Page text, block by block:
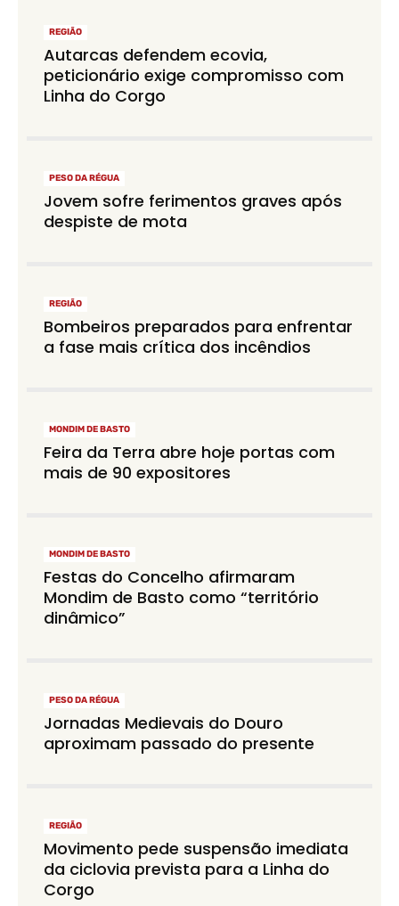
REGIÃO
Autarcas defendem ecovia,
peticionário exige compromisso com
Linha do Corgo
PESO DA RÉGUA
Jovem sofre ferimentos graves após
despiste de mota
REGIÃO
Bombeiros preparados para enfrentar
a fase mais crítica dos incêndios
MONDIM DE BASTO
Feira da Terra abre hoje portas com
mais de 90 expositores
MONDIM DE BASTO
Festas do Concelho afirmaram
Mondim de Basto como “território
dinâmico”
PESO DA RÉGUA
Jornadas Medievais do Douro
aproximam passado do presente
REGIÃO
Movimento pede suspensão imediata
da ciclovia prevista para a Linha do
Corgo